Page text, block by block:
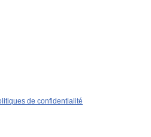
de confidentialité